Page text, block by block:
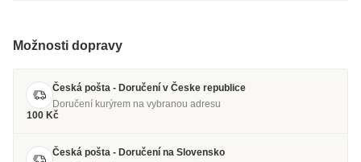
Možnosti dopravy
Česká pošta - Doručení v Česke republice
Doručení kurýrem na vybranou adresu
100 Kč
Česká pošta - Doručení na Slovensko